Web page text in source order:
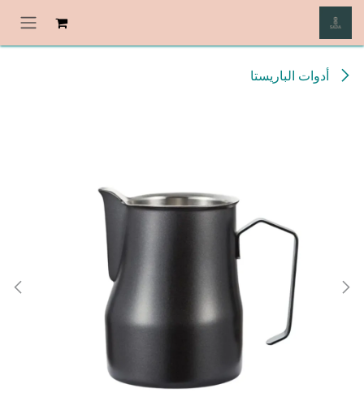
تخطي للذهاب إلى المحتوى
أدوات الباريستا